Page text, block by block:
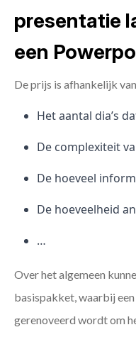
presentatie
een
De prijs is afhankelijk
Het aantal dia’s
De complexiteit
De hoeveel
De hoeveelheid
…
Over het algemeen
basispakket, waarbij
gerenoveerd wordt om